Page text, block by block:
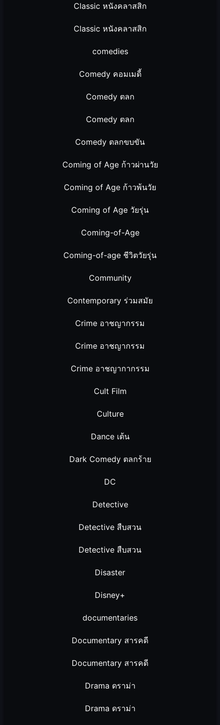
Classic หนังคลาสสิก
Classic หนังคลาสสิก
comedies
Comedy คอมเมดี้
Comedy ตลก
Comedy ตลก
Comedy ตลกขบขัน
Coming of Age ก้าวผ่านวัย
Coming of Age ก้าวพ้นวัย
Coming of Age วัยรุ่น
Coming-of-Age
Coming-of-age ชีวิตวัยรุ่น
Community
Contemporary ร่วมสมัย
Crime อาชญากรรม
Crime อาชญากรรม
Crime อาชญากากรรม
Cult Film
Culture
Dance เต้น
Dark Comedy ตลกร้าย
DC
Detective
Detective สืบสวน
Detective สืบสวน
Disaster
Disney+
documentaries
Documentary สารคดี
Documentary สารคดี
Drama ดราม่า
Drama ดราม่า